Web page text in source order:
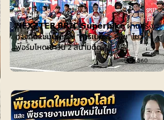
ไอที-ยานยนต์
𝗡𝗘𝗫𝗭𝗧𝗘𝗥 𝗕𝗥𝗜𝗖 𝗦𝘂𝗽𝗲𝗿𝗯𝗶𝗸𝗲 ผ่านครึ่ง
ทางลุ้นแชมป์เดือด! “คาร์เบอร์รี-ธนัช” โชว์
ฟอร์มโหดเข้าวิน 2 สนามติด
560